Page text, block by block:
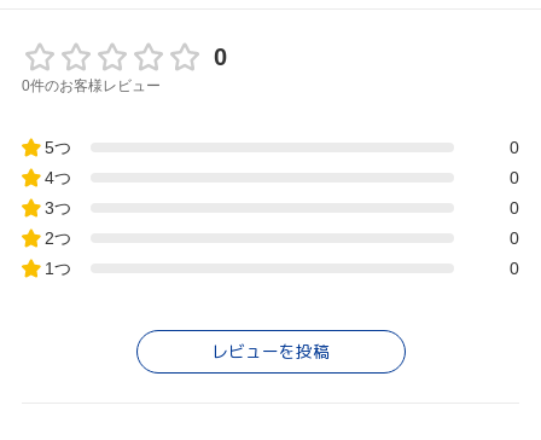
0
0件のお客様レビュー
5つ
0
4つ
0
3つ
0
2つ
0
1つ
0
レビューを投稿